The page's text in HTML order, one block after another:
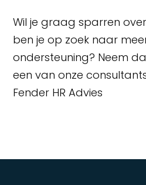
Wil je graag sparren
ben je op zoek naar
ondersteuning? Neem
een van onze
Fender HR Advies